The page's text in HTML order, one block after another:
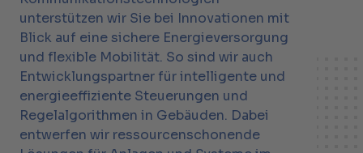
unterstützen wir Sie bei Innovationen mit
Blick auf eine sichere Energieversorgung
und flexible Mobilität. So sind wir auch
Entwicklungspartner für intelligente und
energieeffiziente Steuerungen und
Regelalgorithmen in Gebäuden. Dabei
entwerfen wir ressourcenschonende